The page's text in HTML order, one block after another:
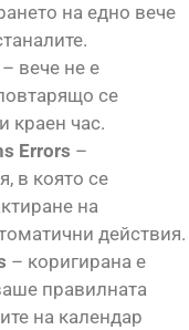
на едно вече
– вече не е
се
краен час.
Errors –
в която се
на
действия.
– коригирана е
правилната
на календар